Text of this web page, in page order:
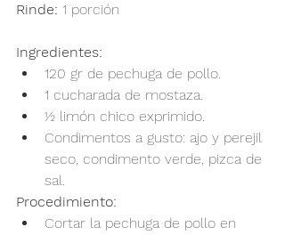
Rinde: 1 porción
Ingredientes:
120 gr de pechuga de pollo.
1 cucharada de mostaza.
½ limón chico exprimido.
Condimentos a gusto: ajo y perejil
seco, condimento verde, pizca de
sal.
Procedimiento:
Cortar la pechuga de pollo en